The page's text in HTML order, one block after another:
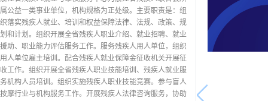
属公益一类事业单位，机构规格为正处级。主要职责是：组
织落实残疾人就业、培训和权益保障法律、法规、政策、规
划和计划。组织开展全省残疾人职业介绍、就业招聘、就业
援助、职业能力评估服务工作。服务残疾人用人单位，组织
用人单位雇主培训。配合残疾人就业保障金征收机关开展征
收工作。组织开展全省残疾人职业技能培训、残疾人就业服
务机构人员培训。组织实施残疾人职业技能竞赛。参与盲人
按摩行业与机构服务工作。开展残疾人法律咨询服务，协助